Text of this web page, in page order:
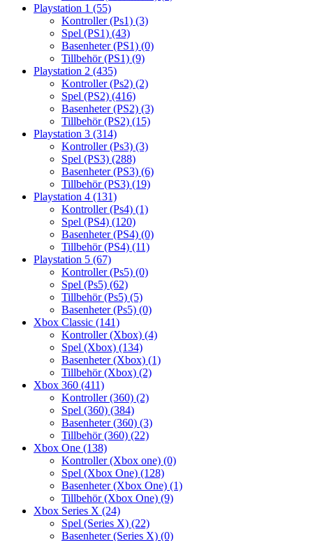
Playstation 1 (55)
Kontroller (Ps1) (3)
Spel (PS1) (43)
Basenheter (PS1) (0)
Tillbehör (PS1) (9)
Playstation 2 (435)
Kontroller (Ps2) (2)
Spel (PS2) (416)
Basenheter (PS2) (3)
Tillbehör (PS2) (15)
Playstation 3 (314)
Kontroller (Ps3) (3)
Spel (PS3) (288)
Basenheter (PS3) (6)
Tillbehör (PS3) (19)
Playstation 4 (131)
Kontroller (Ps4) (1)
Spel (PS4) (120)
Basenheter (PS4) (0)
Tillbehör (PS4) (11)
Playstation 5 (67)
Kontroller (Ps5) (0)
Spel (Ps5) (62)
Tillbehör (Ps5) (5)
Basenheter (Ps5) (0)
Xbox Classic (141)
Kontroller (Xbox) (4)
Spel (Xbox) (134)
Basenheter (Xbox) (1)
Tillbehör (Xbox) (2)
Xbox 360 (411)
Kontroller (360) (2)
Spel (360) (384)
Basenheter (360) (3)
Tillbehör (360) (22)
Xbox One (138)
Kontroller (Xbox one) (0)
Spel (Xbox One) (128)
Basenheter (Xbox One) (1)
Tillbehör (Xbox One) (9)
Xbox Series X (24)
Spel (Series X) (22)
Basenheter (Series X) (0)